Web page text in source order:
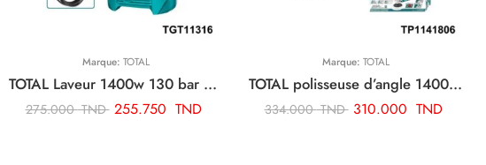
Marque: TOTAL
TOTAL Laveur 1400w 130 bar TGT11316
275.000TND 255.750 TND
Marque: TOTAL
TOTAL polisseuse d’angle 1400w TP1141806
334.000TND 310.000 TND